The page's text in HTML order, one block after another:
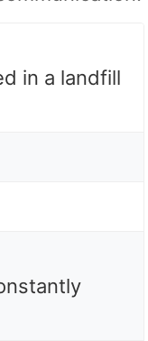
in a landfill